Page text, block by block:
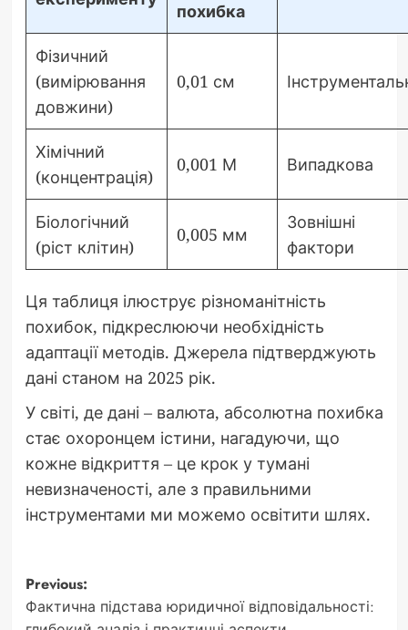
похибка
Фізичний
(вимірювання
довжини)
0,01 см
Хімічний
(концентрація)
0,001 М Випадкова
Біологічний
(ріст клітин)
0,005 мм
Зовнішні
фактори
Ця таблиця ілюструє різноманітність
похибок, підкреслюючи необхідність
адаптації методів. Джерела підтверджують
дані станом на 2025 рік.
У світі, де дані – валюта, абсолютна похибка
стає охоронцем істини, нагадуючи, що
кожне відкриття – це крок у тумані
невизначеності, але з правильними
інструментами ми можемо освітити шлях.
Post
Previous:
Фактична підстава юридичної відповідальності: